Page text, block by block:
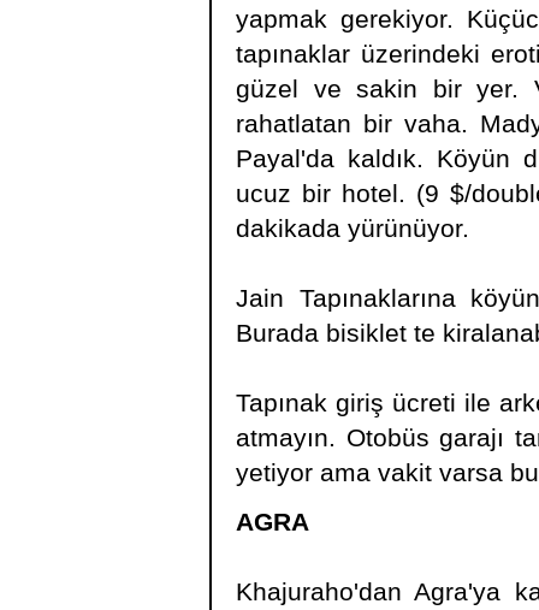
yapmak gerekiyor.
tapınaklar üzerindeki
güzel ve sakin bir yer.
rahatlatan bir vaha.
Payal'da kaldık. Köyün
ucuz bir hotel. (9 $/
dakikada yürünüyor.
Jain Tapınaklarına
Burada bisiklet te
Tapınak giriş ücreti ile
atmayın. Otobüs garajı
yetiyor ama vakit varsa
AGRA
Khajuraho'dan Agra'ya